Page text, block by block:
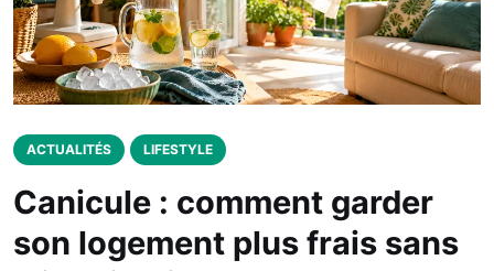
ACTUALITÉS LIFESTYLE
Canicule : comment garder
son logement plus frais sans